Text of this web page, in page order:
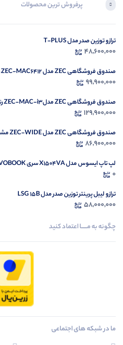
پرفروش ترین محصولات
ترازو توزین صدر مدل T-PLUS
48,600,000
صندوق فروشگاهی ZEC مدل ZEC-MAC6412 رنگ سفید/مشکی
99,900,000
صندوق فروشگاهی ZEC مدلZEC-MAC-i3 رنگ سفید/مشکی
129,900,000
صندوق فروشگاهی ZEC مدل ZEC-WIDE مشکی
86,900,000
1335U)
0
ترازو لیبل پرینتر توزین صدر مدل LSG 15B
58,000,000
چگونه به مــــــا اعتماد کنید
ما در شبکه های اجتماعی